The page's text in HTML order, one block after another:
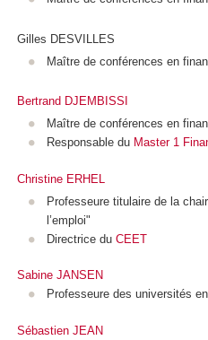
Gilles DESVILLES
Maître de conférences en
Bertrand DJEMBISSI
Maître de conférences en
Responsable du Master 1
Christine ERHEL
Professeure titulaire de la
l’emploi"
Directrice du CEET
Sabine JANSEN
Professeure des universités
Sébastien JEAN